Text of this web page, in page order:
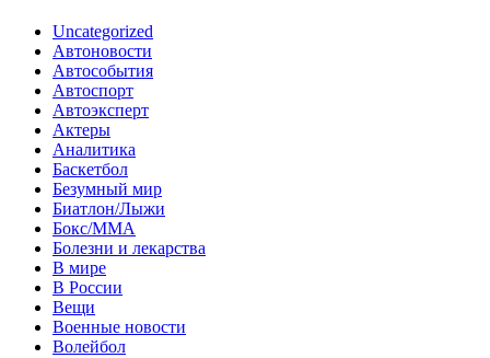
Uncategorized
Автоновости
Автособытия
Автоспорт
Автоэксперт
Актеры
Аналитика
Баскетбол
Безумный мир
Биатлон/Лыжи
Бокс/MMA
Болезни и лекарства
В мире
В России
Вещи
Военные новости
Волейбол